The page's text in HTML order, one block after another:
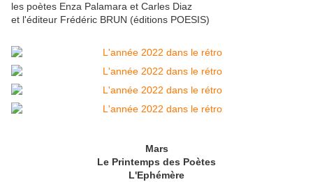
les poètes Enza Palamara et Carles Diaz
et l'éditeur Frédéric BRUN (éditions POESIS)
Mars
Le Printemps des Poètes
L'Ephémère